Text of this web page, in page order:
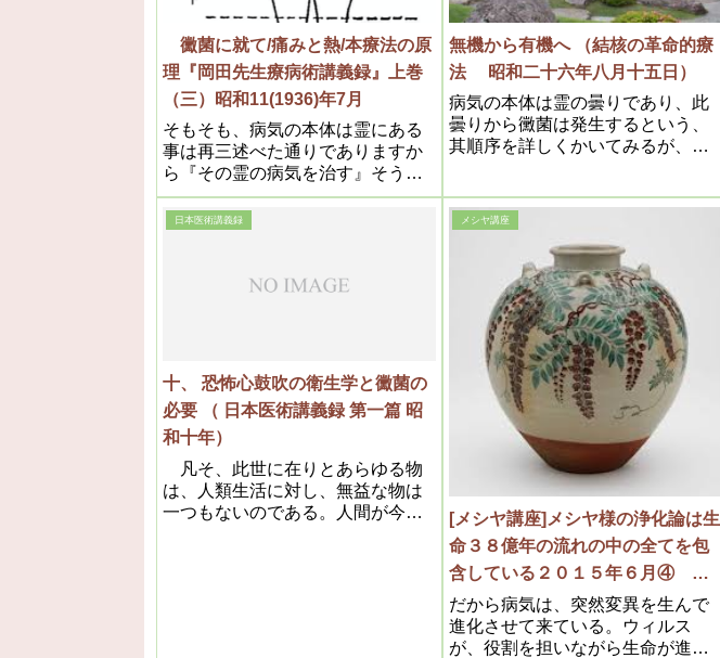
黴菌に就て/痛みと熱/本療法の原
理『岡田先生療病術講義録』上巻
（三）昭和11(1936)年7月
そもそも、病気の本体は霊にある
事は再三述べた通りでありますか
ら『その霊の病気を治す』そうす
れば体の病気は否でも応でも治る
のであります。
無機から有機へ （結核の革命的療
法 昭和二十六年八月十五日）
病気の本体は霊の曇りであり、此
曇りから黴菌は発生するという、
其順序を詳しくかいてみるが、初
曇りが出来る訳は、既にかいた通
りであるが、然らば曇りから何故
病菌が発生するかというと、曇り
の濃度化が或程度に達するや、自
然に超微粒子が発生する。此原理
こそ最高科学であって
日本医術講義録
十、 恐怖心鼓吹の衛生学と黴菌の
必要 （ 日本医術講義録 第一篇 昭
和十年）
凡そ、此世に在りとあらゆる物
は、人類生活に対し、無益な物は
一つもないのである。人間が今日
メシヤ講座
[メシヤ講座]メシヤ様の浄化論は生
命３８億年の流れの中の全てを包
含している２０１５年６月④
（私達の学び目からウロコの内
容）
だから病気は、突然変異を生んで
進化させて来ている。ウィルス
が、役割を担いながら生命が進化